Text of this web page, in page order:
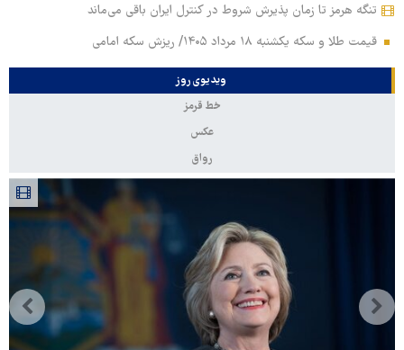
تنگه هرمز تا زمان پذیرش شروط در کنترل ایران باقی می‌ماند
قیمت طلا و سکه یکشنبه ۱۸ مرداد ۱۴۰۵/ ریزش سکه امامی
ویدیوی روز
خط قرمز
عکس
رواق